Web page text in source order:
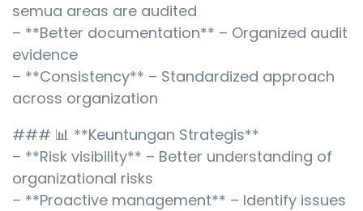
semua areas are audited
– **Better documentation** – Organized audit
evidence
– **Consistency** – Standardized approach
across organization
### 📊 **Keuntungan Strategis**
– **Risk visibility** – Better understanding of
organizational risks
– **Proactive management** – Identify issues